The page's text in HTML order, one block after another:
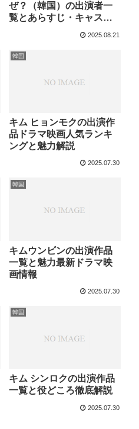
ぜ？（韓国）の出演者一
覧とあらすじ・キャスト
2025.08.21
韓国
キム ヒョンモクの出演作
品ドラマ映画人気ランキ
ングと魅力解説
2025.07.30
韓国
キムウンビンの出演作品
一覧と魅力最新ドラマ映
画情報
2025.07.30
韓国
キム シンロクの出演作品
一覧と役どころ徹底解説
2025.07.30